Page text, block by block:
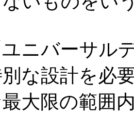
ニバーサル
な設計を必
大限の範囲